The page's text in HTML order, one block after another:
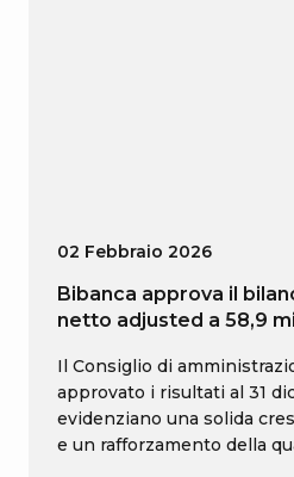
02 Febbraio 2026
Bibanca approva il
netto adjusted a 58,9
Il Consiglio di
approvato i risultati al 31
evidenziano una solida
e un rafforzamento della